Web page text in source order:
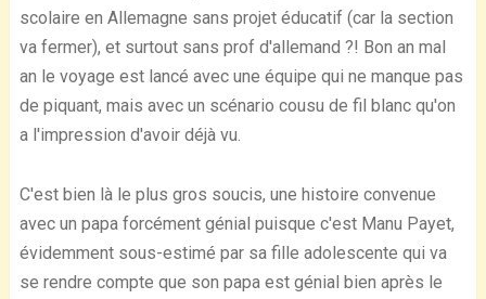
scolaire en Allemagne sans projet éducatif (car la section
va fermer), et surtout sans prof d'allemand ?! Bon an mal
an le voyage est lancé avec une équipe qui ne manque pas
de piquant, mais avec un scénario cousu de fil blanc qu'on
a l'impression d'avoir déjà vu.
C'est bien là le plus gros soucis, une histoire convenue
avec un papa forcément génial puisque c'est Manu Payet,
évidemment sous-estimé par sa fille adolescente qui va
se rendre compte que son papa est génial bien après le